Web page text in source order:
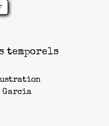
temporels
Garcia